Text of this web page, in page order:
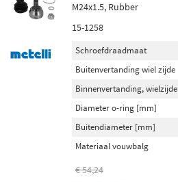
M24x1.5, Rubber
15-1258
Schroefdraadmaat
Buitenvertanding wiel zijde
Binnenvertanding, wielzijde
Diameter o-ring [mm]
Buitendiameter [mm]
Materiaal vouwbalg
€ 54,24